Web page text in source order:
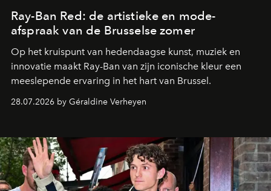
Ray-Ban Red: de artistieke en mode-
afspraak van de Brusselse zomer
Op het kruispunt van hedendaagse kunst, muziek en
innovatie maakt Ray-Ban van zijn iconische kleur een
meeslepende ervaring in het hart van Brussel.
28.07.2026 by Géraldine Verheyen